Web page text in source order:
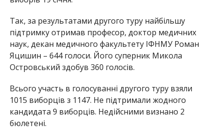
Так, за результатами другого туру найбільшу
підтримку отримав професор, доктор медичних
наук, декан медичного факультету ІФНМУ Роман
Яцишин – 644 голоси. Його суперник Микола
Островський здобув 360 голосів.
Всього участь в голосуванні другого туру взяли
1015 виборців з 1147. Не підтримали жодного
кандидата 9 виборців. Недійсними визнано 2
бюлетені.